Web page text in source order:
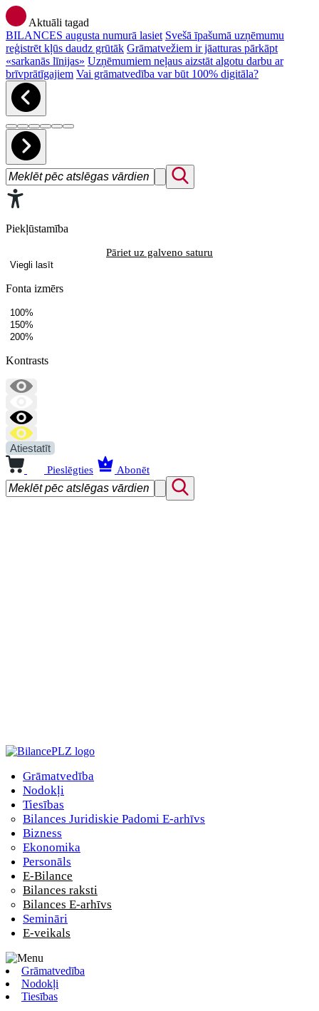
Aktuāli tagad
BILANCES augusta numurā lasiet Svešā īpašumā uzņēmumu
reģistrēt kļūs daudz grūtāk Grāmatvežiem ir jāatturas pārkāpt
«sarkanās līnijas» Uzņēmumiem neļaus aizstāt algotu darbu ar
brīvprātīgajiem Vai grāmatvedība var būt 100% digitāla?
Piekļūstamība
Pāriet uz galveno saturu
Viegli lasīt
Fonta izmērs
100%
150%
200%
Kontrasts
Atiestatīt
Pieslēgties Abonēt
Grāmatvedība
Nodokļi
Tiesības
Bilances Juridiskie Padomi E-arhīvs
Bizness
Ekonomika
Personāls
E-Bilance
Bilances raksti
Bilances E-arhīvs
Semināri
E-veikals
Grāmatvedība
Nodokļi
Tiesības